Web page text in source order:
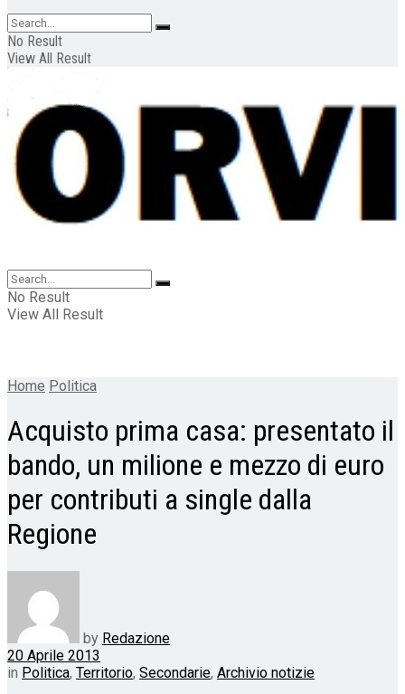
No Result
View All Result
No Result
View All Result
Home Politica
Acquisto prima casa: presentato il
bando, un milione e mezzo di euro
per contributi a single dalla
Regione
by Redazione
20 Aprile 2013
in Politica, Territorio, Secondarie, Archivio notizie